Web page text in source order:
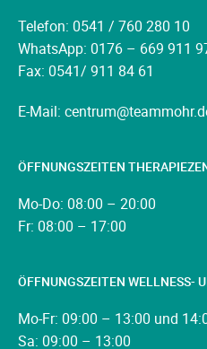
Telefon: 0541 / 760 280 10
WhatsApp: 0176 – 669 911
Fax: 0541/ 911 84 61
E-Mail:
ÖFFNUNGSZEITEN
Mo-Do: 08:00 – 20:00
Fr: 08:00 – 17:00
ÖFFNUNGSZEITEN WELLNESS-
Mo-Fr: 09:00 – 13:00 und
Sa: 09:00 – 13:00